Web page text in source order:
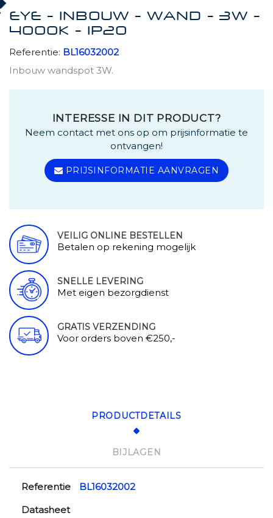
EYE - INBOUW - WAND - 3W -
4000K - IP20
Referentie: BL16032002
Inbouw wandspot 3W.
INTERESSE IN DIT PRODUCT?
Neem contact met ons op om prijsinformatie te
ontvangen!
PRIJSINFORMATIE AANVRAGEN
VEILIG ONLINE BESTELLEN
Betalen op rekening mogelijk
SNELLE LEVERING
Met eigen bezorgdienst
GRATIS VERZENDING
Voor orders boven €250,-
PRODUCTDETAILS
BIJLAGEN
Referentie
BL16032002
Datasheet